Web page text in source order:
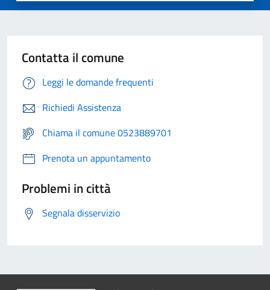
Contatta il comune
Leggi le domande frequenti
Richiedi Assistenza
Chiama il comune 0523889701
Prenota un appuntamento
Problemi in città
Segnala disservizio